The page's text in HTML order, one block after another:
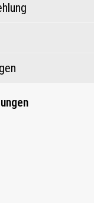
5 von 5 Sternen